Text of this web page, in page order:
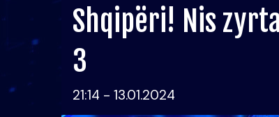
Shqipëri! Nis
3
21:14 - 13.01.2024